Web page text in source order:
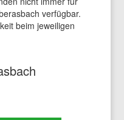
verfügbar.
beim jeweiligen